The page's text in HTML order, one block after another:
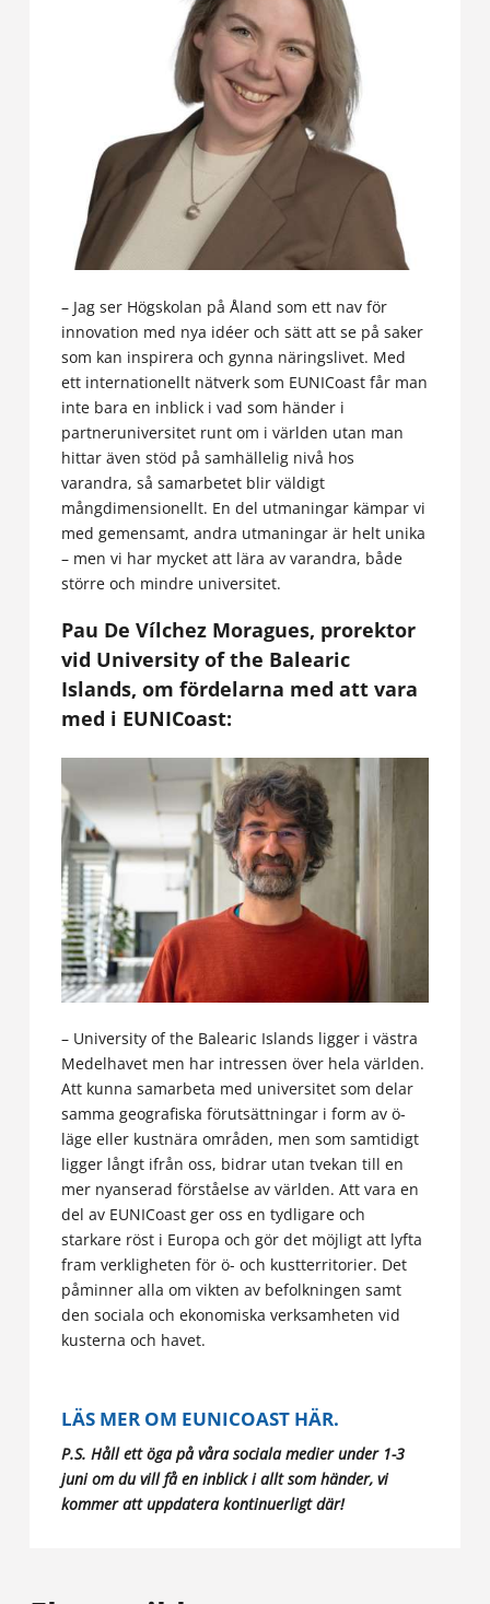
– Jag ser Högskolan på Åland som ett nav för
innovation med nya idéer och sätt att se på saker
som kan inspirera och gynna näringslivet. Med
ett internationellt nätverk som EUNICoast får man
inte bara en inblick i vad som händer i
partneruniversitet runt om i världen utan man
hittar även stöd på samhällelig nivå hos
varandra, så samarbetet blir väldigt
mångdimensionellt. En del utmaningar kämpar vi
med gemensamt, andra utmaningar är helt unika
– men vi har mycket att lära av varandra, både
större och mindre universitet.
Pau De Vílchez Moragues, prorektor
vid University of the Balearic
Islands, om fördelarna med att vara
med i EUNICoast:
– University of the Balearic Islands ligger i västra
Medelhavet men har intressen över hela världen.
Att kunna samarbeta med universitet som delar
samma geografiska förutsättningar i form av ö-
läge eller kustnära områden, men som samtidigt
ligger långt ifrån oss, bidrar utan tvekan till en
mer nyanserad förståelse av världen. Att vara en
del av EUNICoast ger oss en tydligare och
starkare röst i Europa och gör det möjligt att lyfta
fram verkligheten för ö- och kustterritorier. Det
påminner alla om vikten av befolkningen samt
den sociala och ekonomiska verksamheten vid
kusterna och havet.
LÄS MER OM EUNICOAST HÄR.
P.S. Håll ett öga på våra sociala medier under 1-3
juni om du vill få en inblick i allt som händer, vi
kommer att uppdatera kontinuerligt där!